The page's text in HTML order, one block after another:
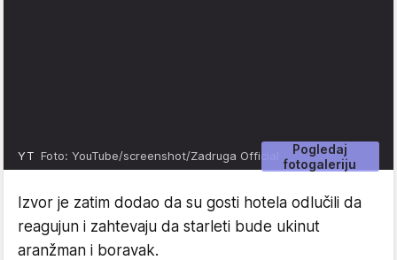
Pogledaj
fotogaleriju
YT Foto: YouTube/screenshot/Zadruga Official
Izvor je zatim dodao da su gosti hotela odlučili da
reagujun i zahtevaju da starleti bude ukinut
aranžman i boravak.